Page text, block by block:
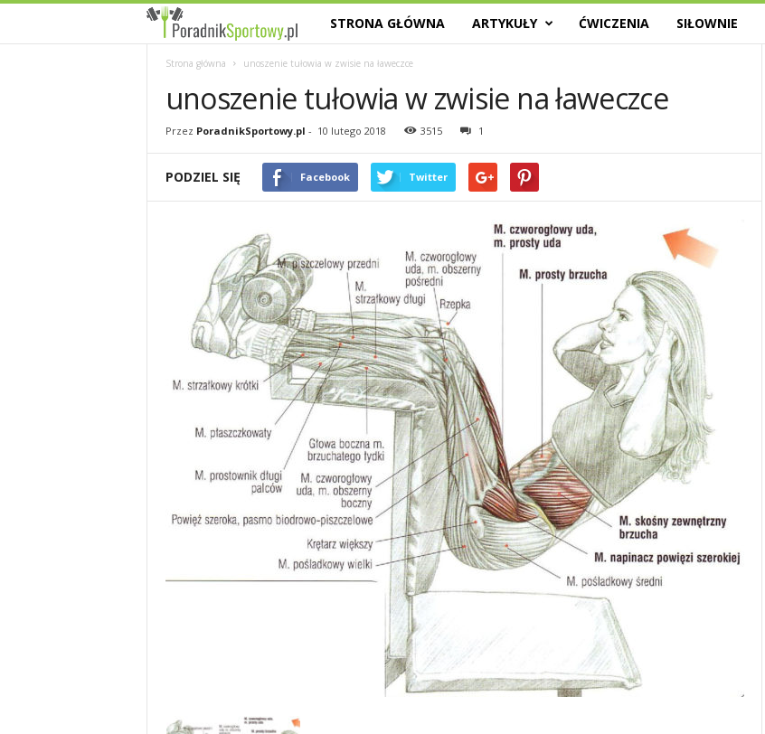
a
s
a
p
r
t
,
p
o
r
STRONA GŁÓWNA ARTYKUŁY ĆWICZENIA SIŁOWNIE
Strona główna unoszenie tułowia w zwisie na ławeczce
unoszenie tułowia w zwisie na ławeczce
Przez PoradnikSportowy.pl - 10 lutego 2018 3515 1
PODZIEL SIĘ Facebook Twitter